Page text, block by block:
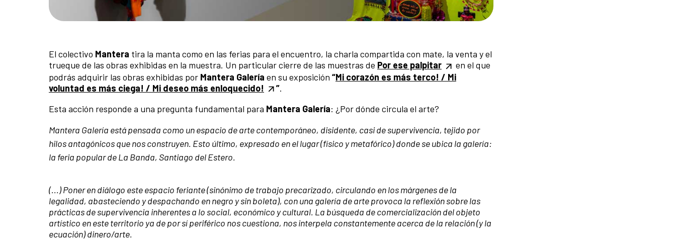
El colectivo Mantera tira la manta como en las ferias para el encuentro, la charla compartida con mate, la venta y el
trueque de las obras exhibidas en la muestra. Un particular cierre de las muestras de Por ese palpitar
en el que
podrás adquirir las obras exhibidas por Mantera Galería en su exposición “Mi corazón es más terco! / Mi
voluntad es más ciega! / Mi deseo más enloquecido!
”.
Esta acción responde a una pregunta fundamental para Mantera Galería: ¿Por dónde circula el arte?
Mantera Galería está pensada como un espacio de arte contemporáneo, disidente, casi de supervivencia, tejido por
hilos antagónicos que nos construyen. Esto último, expresado en el lugar (físico y metafórico) donde se ubica la galería:
la feria popular de La Banda, Santiago del Estero.
(...) Poner en diálogo este espacio feriante (sinónimo de trabajo precarizado, circulando en los márgenes de la
legalidad, abasteciendo y despachando en negro y sin boleta), con una galería de arte provoca la reflexión sobre las
prácticas de supervivencia inherentes a lo social, económico y cultural. La búsqueda de comercialización del objeto
artístico en este territorio ya de por sí periférico nos cuestiona, nos interpela constantemente acerca de la relación (y la
ecuación) dinero/arte.